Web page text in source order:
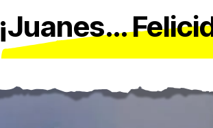
¡Juanes…